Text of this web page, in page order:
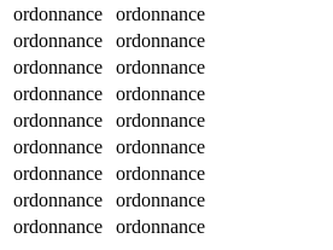
ordonnance
ordonnance
ordonnance
ordonnance
ordonnance
ordonnance
ordonnance
ordonnance
ordonnance
ordonnance
ordonnance
ordonnance
ordonnance
ordonnance
ordonnance
ordonnance
ordonnance
ordonnance